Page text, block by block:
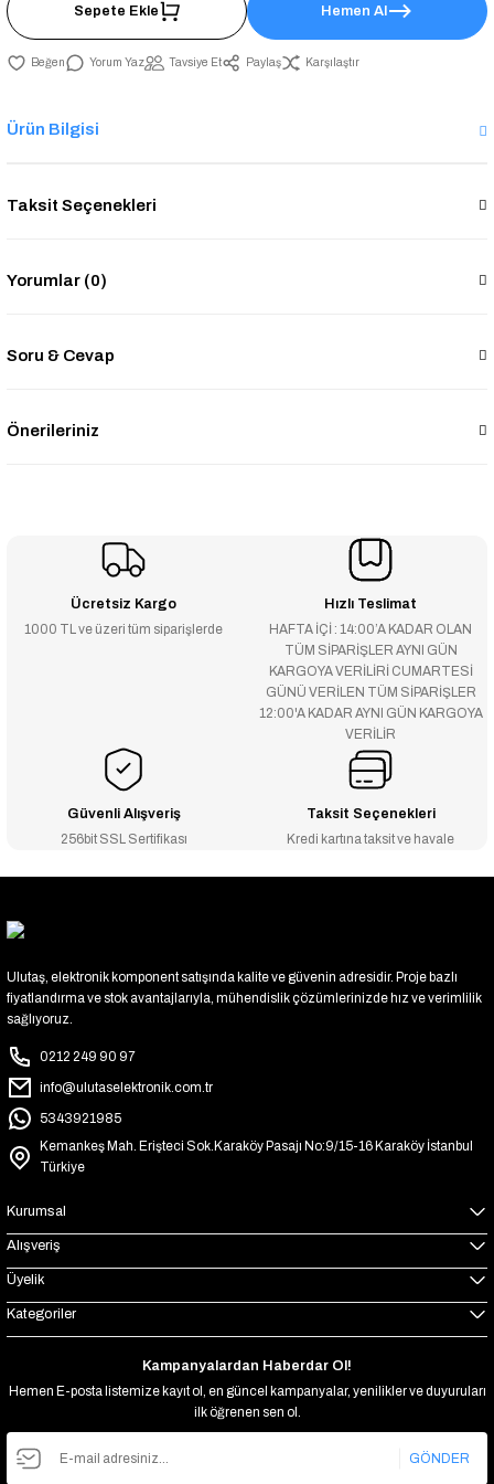
Sepete Ekle Hemen Al
Yorum Yaz Tavsiye Et Paylaş Karşılaştır
Ürün Bilgisi
Taksit Seçenekleri
Yorumlar (0)
Soru & Cevap
Önerileriniz
Ücretsiz Kargo
1000 TL ve üzeri tüm siparişlerde
Hızlı Teslimat
HAFTA İÇİ : 14:00’A KADAR OLAN
TÜM SİPARİŞLER AYNI GÜN
KARGOYA VERİLİRİ CUMARTESİ
GÜNÜ VERİLEN TÜM SİPARİŞLER
12:00'A KADAR AYNI GÜN KARGOYA
VERİLİR
Güvenli Alışveriş
256bit SSL Sertifikası
Taksit Seçenekleri
Kredi kartına taksit ve havale
Ulutaş, elektronik komponent satışında kalite ve güvenin adresidir. Proje bazlı
fiyatlandırma ve stok avantajlarıyla, mühendislik çözümlerinizde hız ve verimlilik
sağlıyoruz.
0212 249 90 97
info@ulutaselektronik.com.tr
5343921985
Kemankeş Mah. Erişteci Sok.Karaköy Pasajı No:9/15-16 Karaköy İstanbul
Türkiye
Kurumsal
Alışveriş
Üyelik
Kategoriler
Kampanyalardan Haberdar Ol!
Hemen E-posta listemize kayıt ol, en güncel kampanyalar, yenilikler ve duyuruları
ilk öğrenen sen ol.
GÖNDER